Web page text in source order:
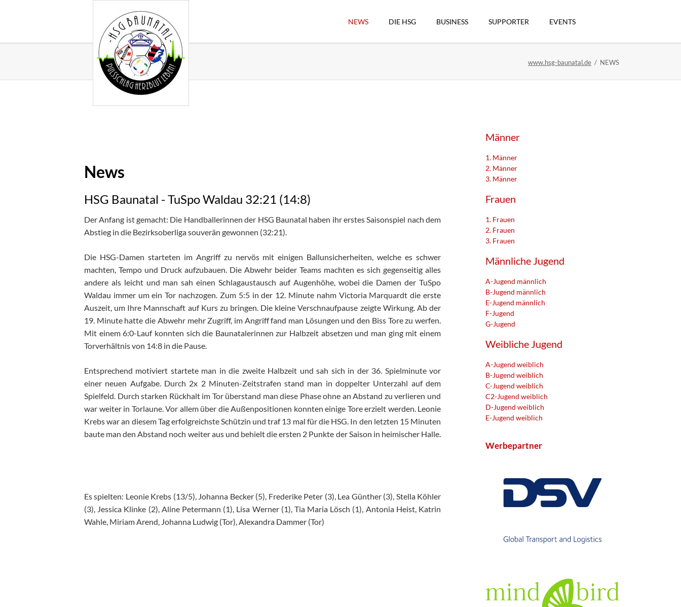
NEWS DIE HSG BUSINESS SUPPORTER EVENTS
www.hsg-baunatal.de NEWS
News
HSG Baunatal - TuSpo Waldau 32:21 (14:8)
Der Anfang ist gemacht: Die Handballerinnen der HSG Baunatal haben ihr erstes Saisonspiel nach dem
Abstieg in die Bezirksoberliga souverän gewonnen (32:21).
Die HSG-Damen starteten im Angriff zu nervös mit einigen Ballunsicherheiten, welche es schwer
machten, Tempo und Druck aufzubauen. Die Abwehr beider Teams machten es sich gegenseitig alles
andere als leicht und man sah einen Schlagaustausch auf Augenhöhe, wobei die Damen der TuSpo
Waldau immer um ein Tor nachzogen. Zum 5:5 in der 12. Minute nahm Victoria Marquardt die erste
Auszeit, um Ihre Mannschaft auf Kurs zu bringen. Die kleine Verschnaufpause zeigte Wirkung. Ab der
19. Minute hatte die Abwehr mehr Zugriff, im Angriff fand man Lösungen und den Biss Tore zu werfen.
Mit einem 6:0-Lauf konnten sich die Baunatalerinnen zur Halbzeit absetzen und man ging mit einem
Torverhältnis von 14:8 in die Pause.
Entsprechend motiviert startete man in die zweite Halbzeit und sah sich in der 36. Spielminute vor
einer neuen Aufgabe. Durch 2x 2 Minuten-Zeitstrafen stand man in doppelter Unterzahl auf dem
Spielfeld. Durch starken Rückhalt im Tor überstand man diese Phase ohne an Abstand zu verlieren und
war weiter in Torlaune. Vor allem über die Außenpositionen konnten einige Tore erzielt werden. Leonie
Krebs war an diesem Tag erfolgreichste Schützin und traf 13 mal für die HSG. In den letzten 15 Minuten
baute man den Abstand noch weiter aus und behielt die ersten 2 Punkte der Saison in heimischer Halle.
Es spielten: Leonie Krebs (13/5), Johanna Becker (5), Frederike Peter (3), Lea Günther (3), Stella Köhler
(3), Jessica Klinke (2), Aline Petermann (1), Lisa Werner (1), Tia Maria Lösch (1), Antonia Heist, Katrin
Wahle, Miriam Arend, Johanna Ludwig (Tor), Alexandra Dammer (Tor)
Männer
1. Männer
2. Männer
3. Männer
Frauen
1. Frauen
2. Frauen
3. Frauen
Männliche Jugend
A-Jugend männlich
B-Jugend männlich
E-Jugend männlich
F-Jugend
G-Jugend
Weibliche Jugend
A-Jugend weiblich
B-Jugend weiblich
C-Jugend weiblich
C2-Jugend weiblich
D-Jugend weiblich
E-Jugend weiblich
Werbepartner